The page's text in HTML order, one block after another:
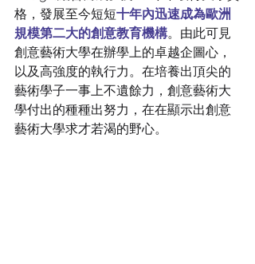
格，發展至今短短十年內迅速成為歐洲
規模第二大的創意教育機構。由此可見
創意藝術大學在辦學上的卓越企圖心，
以及高強度的執行力。在培養出頂尖的
藝術學子一事上不遺餘力，創意藝術大
學付出的種種出努力，在在顯示出創意
藝術大學求才若渴的野心。